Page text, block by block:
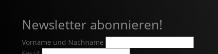
Newsletter abonnieren!
Vorname und Nachname